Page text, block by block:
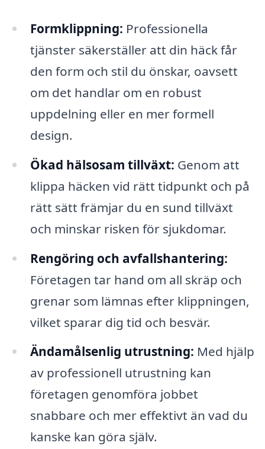
Formklippning: Professionella
tjänster säkerställer att din häck får
den form och stil du önskar, oavsett
om det handlar om en robust
uppdelning eller en mer formell
design.
Ökad hälsosam tillväxt: Genom att
klippa häcken vid rätt tidpunkt och på
rätt sätt främjar du en sund tillväxt
och minskar risken för sjukdomar.
Rengöring och avfallshantering:
Företagen tar hand om all skräp och
grenar som lämnas efter klippningen,
vilket sparar dig tid och besvär.
Ändamålsenlig utrustning: Med hjälp
av professionell utrustning kan
företagen genomföra jobbet
snabbare och mer effektivt än vad du
kanske kan göra själv.